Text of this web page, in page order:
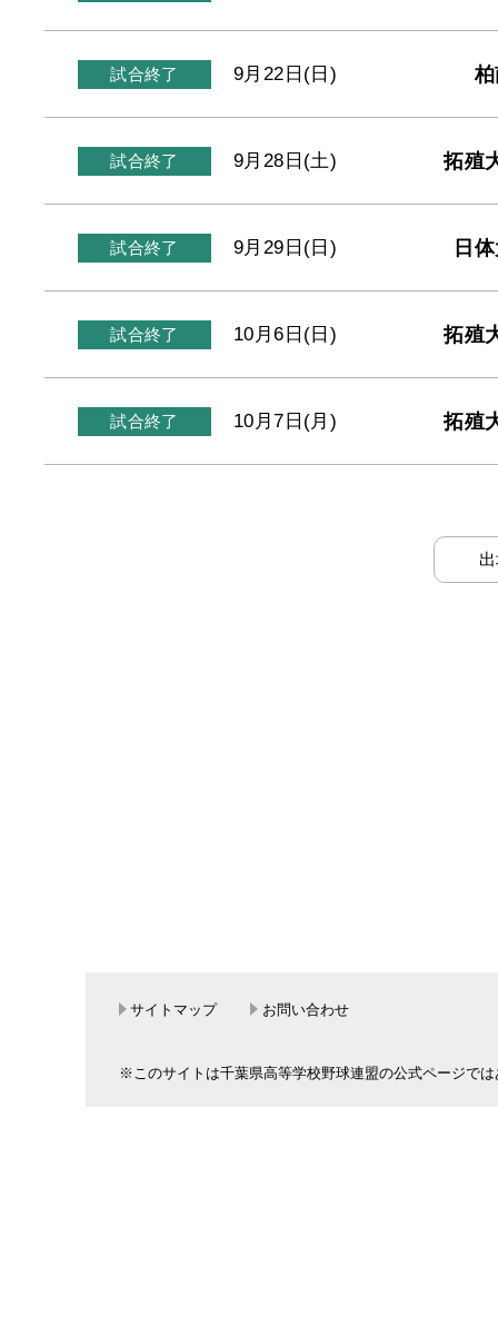
試合終了 9月22日(日)
試合終了 9月28日(土) 拓殖
試合終了 9月29日(日) 日
試合終了 10月6日(日) 拓殖
試合終了 10月7日(月) 拓殖
サイトマップ お問い合わせ
※このサイトは千葉県高等学校野球連盟の公式ページで